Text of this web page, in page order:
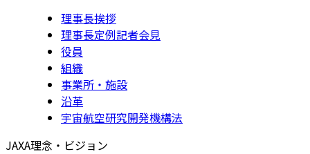
理事長挨拶
理事長定例記者会見
役員
組織
事業所・施設
沿革
宇宙航空研究開発機構法
JAXA理念・ビジョン